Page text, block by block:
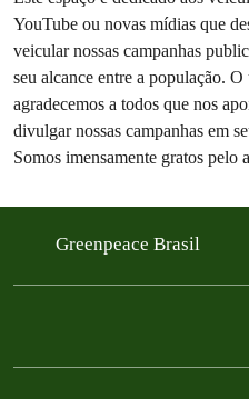
YouTube ou novas mídias que
veicular nossas campanhas
seu alcance entre a população.
agradecemos a todos que nos
divulgar nossas campanhas em
Somos imensamente gratos pelo
Greenpeace Brasil